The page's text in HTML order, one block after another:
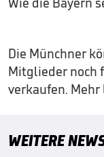
Die Münchner
Mitglieder noch
verkaufen.
WEITERE